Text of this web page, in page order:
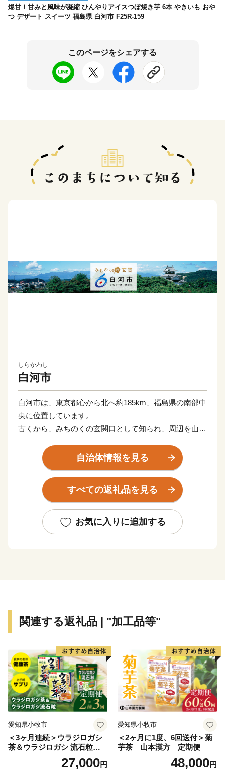
爆甘！甘みと風味が凝縮 ひんやりアイスつぼ焼き芋 6本 やきいも おや
つ デザート スイーツ 福島県 白河市 F25R-159
このページをシェアする
しらかわし
白河市
白河市は、東京都心から北へ約185km、福島県の南部中
央に位置しています。
古くから、みちのくの玄関口として知られ、周辺を山々
また、国指定史跡である名城「小峰城」や白河藩主・松
平定信が「士民共楽」の地として築造した日本最古と言
われる「南湖公園」など、長い歴史と文化が残る街でも
あります。
も立ち並ぶ「白河だるま市」といった行事が華やかに開
催され、今でも歴史と伝統が息づいています。
自治体情報を見る
すべての返礼品を見る
お気に入りに追加する
関連する返礼品 | "加工品等"
愛知県小牧市
＜3ヶ月連続＞ウラジロガシ
茶＆ウラジロガシ 流石粒
山本漢方 定期便27,000円
愛知県小牧市
＜2ヶ月に1度、6回送付＞菊
芋茶 山本漢方 定期便
48,000円